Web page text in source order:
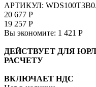
АРТИКУЛ:
20 677 Р
19 257 Р
Вы экономите: 1 421 Р
ДЕЙСТВУЕТ ДЛЯ
РАСЧЕТУ
ВКЛЮЧАЕТ НДС